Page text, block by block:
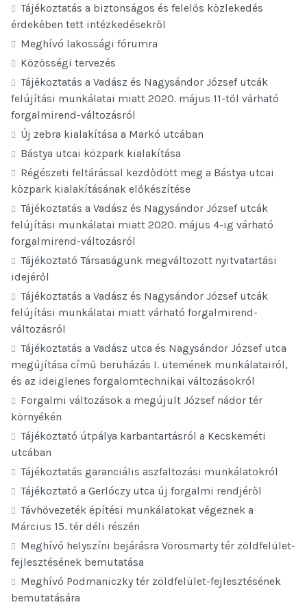
Tájékoztatás a biztonságos és felelős közlekedés
érdekében tett intézkedésekről
Meghívó lakossági fórumra
Közösségi tervezés
Tájékoztatás a Vadász és Nagysándor József utcák
felújítási munkálatai miatt 2020. május 11-től várható
forgalmirend-változásról
Új zebra kialakítása a Markó utcában
Bástya utcai közpark kialakítása
Régészeti feltárással kezdődött meg a Bástya utcai
közpark kialakításának előkészítése
Tájékoztatás a Vadász és Nagysándor József utcák
felújítási munkálatai miatt 2020. május 4-ig várható
forgalmirend-változásról
Tájékoztató Társaságunk megváltozott nyitvatartási
idejéről
Tájékoztatás a Vadász és Nagysándor József utcák
felújítási munkálatai miatt várható forgalmirend-
változásról
Tájékoztatás a Vadász utca és Nagysándor József utca
megújítása című beruházás I. ütemének munkálatairól,
és az ideiglenes forgalomtechnikai változásokról
Forgalmi változások a megújult József nádor tér
környékén
Tájékoztató útpálya karbantartásról a Kecskeméti
utcában
Tájékoztatás garanciális aszfaltozási munkálatokról
Tájékoztató a Gerlóczy utca új forgalmi rendjéről
Távhővezeték építési munkálatokat végeznek a
Március 15. tér déli részén
Meghívó helyszíni bejárásra Vörösmarty tér zöldfelület-
fejlesztésének bemutatása
Meghívó Podmaniczky tér zöldfelület-fejlesztésének
bemutatására